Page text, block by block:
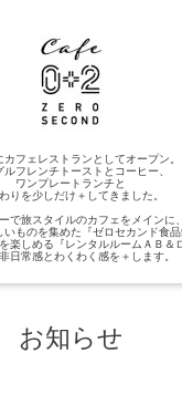
カフェレストランとしてオープン。
ルフレンチトーストとコーヒー、
ワンプレートランチと
りを少しだけ＋してきました。
で旅スタイルのカフェをメイン
いものを集めた『ゼロセカンド食
楽しめる『レンタルルームＡＢ＆
日常感とわくわく感を＋します。
お知らせ